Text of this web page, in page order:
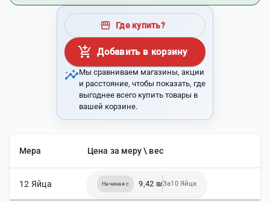
storefront Где купить?
add_shopping_cart Добавить в корзину
insightsМы сравниваем магазины, акции
и расстояние, чтобы показать, где
выгоднее всего купить товары в
вашей корзине.
Мера Цена за меру \ вес
12 Яйца Начиная с 9,42 ₪За10 Яйца